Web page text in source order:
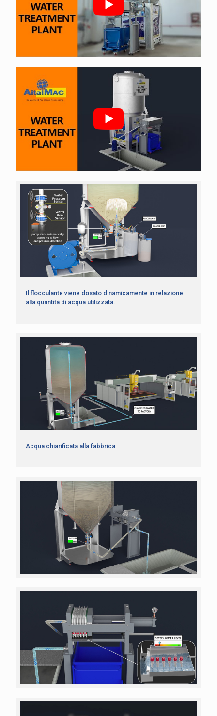
Il flocculante viene dosato dinamicamente in relazione
alla quantità di acqua utilizzata.
Acqua chiarificata alla fabbrica